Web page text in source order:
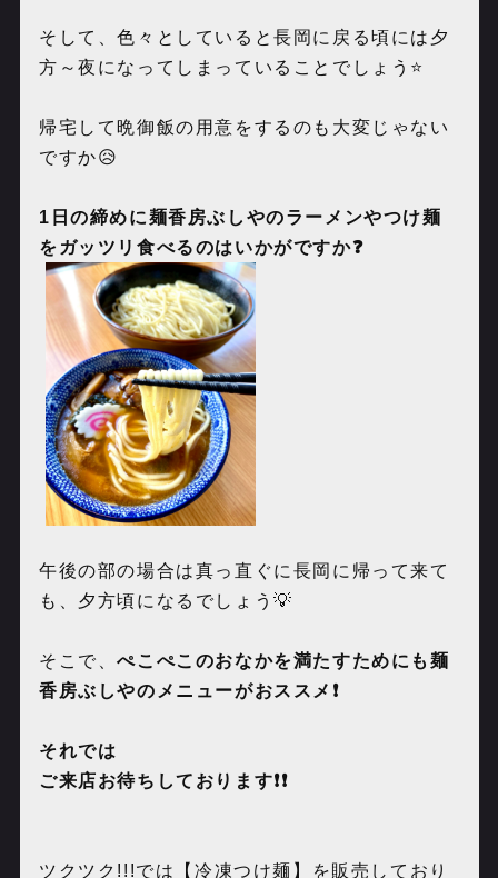
そして、色々としていると長岡に戻る頃には夕
方～夜になってしまっていることでしょう⭐️
帰宅して晩御飯の用意をするのも大変じゃない
ですか😥
1 日の締めに麺香房ぶしやのラーメンやつけ麺
をガッツリ食べるのはいかがですか❓
午後の部の場合は真っ直ぐに長岡に帰って来て
も、夕方頃になるでしょう💡
そこで、ぺこぺこのおなかを満たすためにも麺
香房ぶしやのメニューがおススメ❗️
それでは
ご来店お待ちしております❗️❗️
ツクツク !!!では【冷凍つけ麺】
を販売しており